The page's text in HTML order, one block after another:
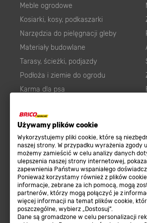
Używamy plików cookie
Wykorzystujemy pliki cookie, które są
naszej strony. W przypadku wyrażenia zgody
możemy zamieścić w celu analizy danych
ulepszenia naszej strony internetowej,
zapewnienia Państwu wspaniałego
Ponieważ korzystamy również z plików
informacje, zebrane za ich pomocą, mogą
partnerów, którzy mogą połączyć je z
więcej informacji na temat plików cookie,
poszczególne, wybierz „Dostosuj”.
Dane są gromadzone w celu personalizacji
Meble ogrodowe
Kosiarki, kosy, podkaszarki
Narzędzia do pielęgnacji gleby
Materiały budowlane
Tarasy, ścieżki, podjazdy
Podłoża i ziemie do ogrodu
Karma dla psa
Farby wewnętrzne białe
Elektryka
Panele
Elektronarzędzia
Płytki
Panele podłogowe
Płyty OSB/HDF
Grabie do ogrodu